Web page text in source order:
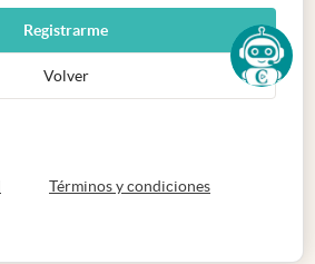
Registrarme
Volver
abre en nueva pestaña
Términos y condicionesabre en nueva